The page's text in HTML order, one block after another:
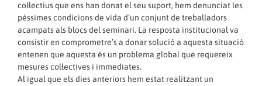
col·lectius que ens han donat el seu suport, hem denunciat les
pèssimes condicions de vida d’un conjunt de treballadors
acampats als blocs del seminari. La resposta institucional va
consistir en comprometre’s a donar solució a aquesta situació
entenen que aquesta és un problema global que requereix
mesures col·lectives i immediates.
Al igual que els dies anteriors hem estat realitzant un